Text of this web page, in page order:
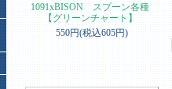
1091xBISON スプーン各種
【グリーンチャート】
550円(税込605円)